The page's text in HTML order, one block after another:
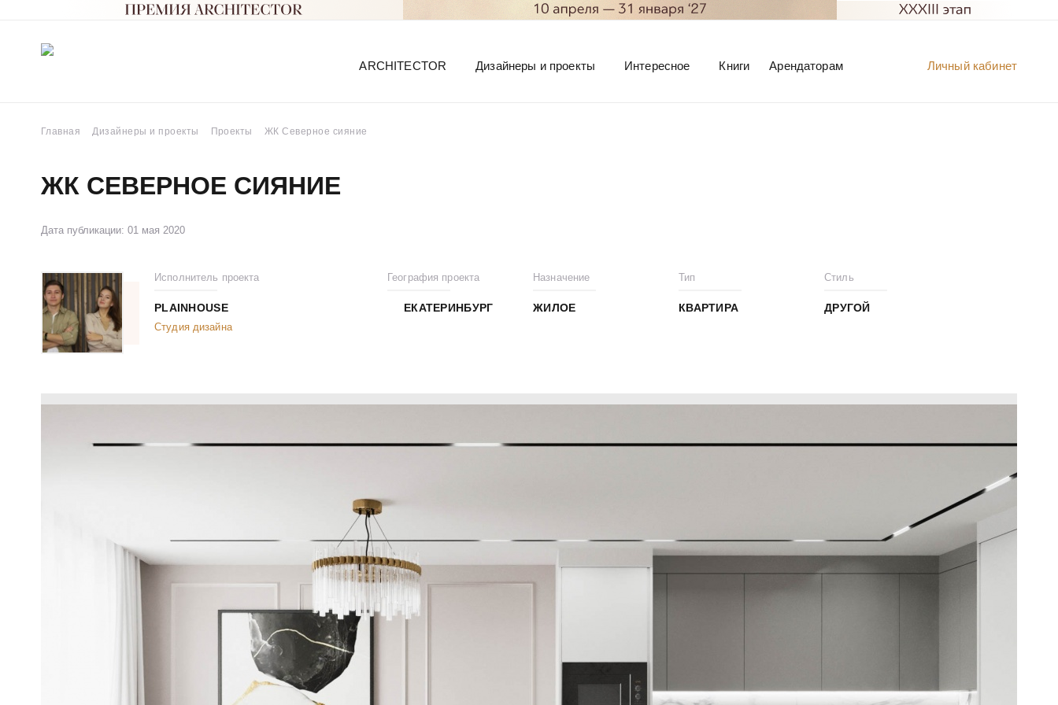
Личный кабинет
ARCHITECTOR Дизайнеры и проекты Интересное Книги Арендаторам
Главная Дизайнеры и проекты Проекты ЖК Северное сияние
ЖК СЕВЕРНОЕ СИЯНИЕ
Дата публикации: 01 мая 2020
Исполнитель проекта
PLAINHOUSE
Студия дизайна
География проекта
ЕКАТЕРИНБУРГ
Назначение
ЖИЛОЕ
Тип
КВАРТИРА
Стиль
ДРУГОЙ